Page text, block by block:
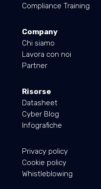
Compliance Training
Company
Chi siamo
Lavora con noi
Partner
Risorse
Datasheet
Cyber Blog
Infografiche
Privacy policy
Cookie policy
Whistleblowing